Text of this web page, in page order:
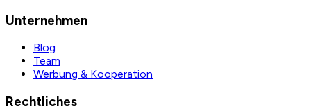
Unternehmen
Blog
Team
Werbung & Kooperation
Rechtliches